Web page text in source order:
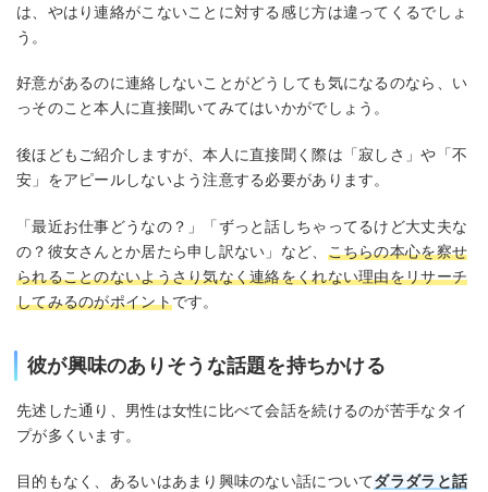
は、やはり連絡がこないことに対する感じ方は違ってくるでしょ
う。
好意があるのに連絡しないことがどうしても気になるのなら、い
っそのこと本人に直接聞いてみてはいかがでしょう。
後ほどもご紹介しますが、本人に直接聞く際は「寂しさ」や「不
安」をアピールしないよう注意する必要があります。
「最近お仕事どうなの？」「ずっと話しちゃってるけど大丈夫な
の？彼女さんとか居たら申し訳ない」など、 こちらの本心を察せ
られることのないようさり気なく連絡をくれない理由をリサーチ
してみるのがポイントです。
彼が興味のありそうな話題を持ちかける
先述した通り、男性は女性に比べて会話を続けるのが苦手なタイ
プが多くいます。
目的もなく、あるいはあまり興味のない話についてダラダラと話